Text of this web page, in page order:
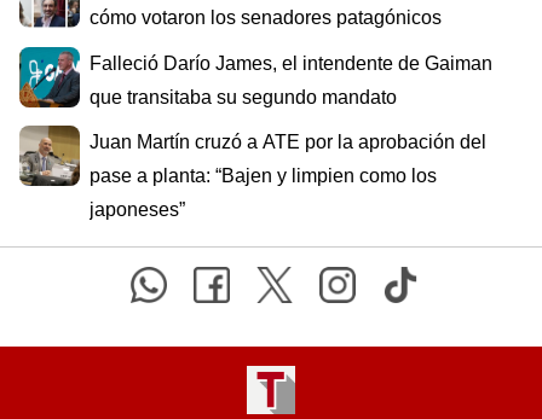
cómo votaron los senadores patagónicos
Falleció Darío James, el intendente de Gaiman
que transitaba su segundo mandato
Juan Martín cruzó a ATE por la aprobación del
pase a planta: “Bajen y limpien como los
japoneses”